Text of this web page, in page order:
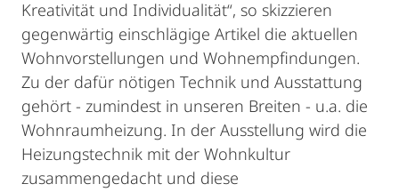
Kreativität und Individualität“, so skizzieren
gegenwärtig einschlägige Artikel die aktuellen
Wohnvorstellungen und Wohnempfindungen.
Zu der dafür nötigen Technik und Ausstattung
gehört - zumindest in unseren Breiten - u.a. die
Wohnraumheizung. In der Ausstellung wird die
Heizungstechnik mit der Wohnkultur
zusammengedacht und diese